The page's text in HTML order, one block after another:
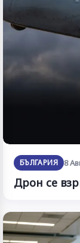
БЪЛГАРИЯ 8
Дрон се